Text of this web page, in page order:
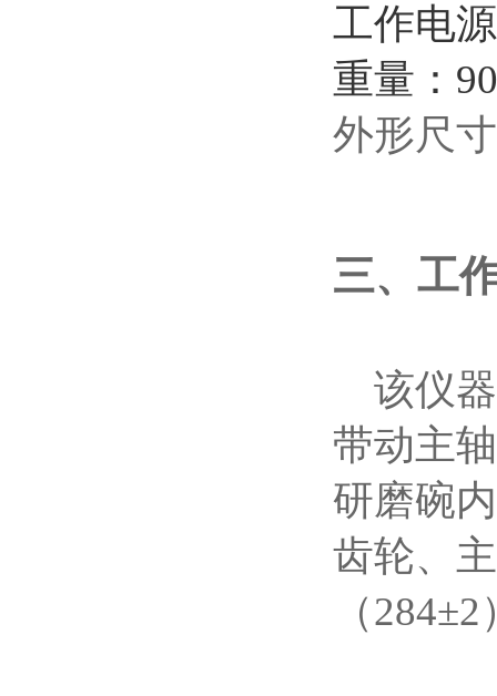
工作电
重量：
外形尺
三、工
该仪器
带动主
研磨碗
齿轮、
（